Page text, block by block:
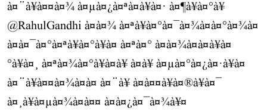
à¤¨à¥à¤¤à¤¾ à¤µà¤¿à¤ªà¤à¥à¤· à¤¶à¥à¤°à¥
@RahulGandhi à¤à¤¾ à¤ªà¥à¤°à¤¯à¤¾à¤à¤°à¤¾à¤
à¤à¤¯à¤°à¤ªà¥à¤°à¥à¤ à¤ªà¤° à¤à¤¾à¤à¤à¥à¤
°à¥à¤¸ à¤ªà¤¾à¤°à¥à¤à¥ à¤à¥ à¤µà¤°à¤¿à¤·à¥à¤
à¤¨à¥à¤¤à¤¾à¤à¤ à¤¨à¥ à¤à¤¤à¥à¤®à¥à¤¯
à¤¸à¥à¤µà¤¾à¤à¤¤ à¤à¤¿à¤¯à¤¾à¥¤